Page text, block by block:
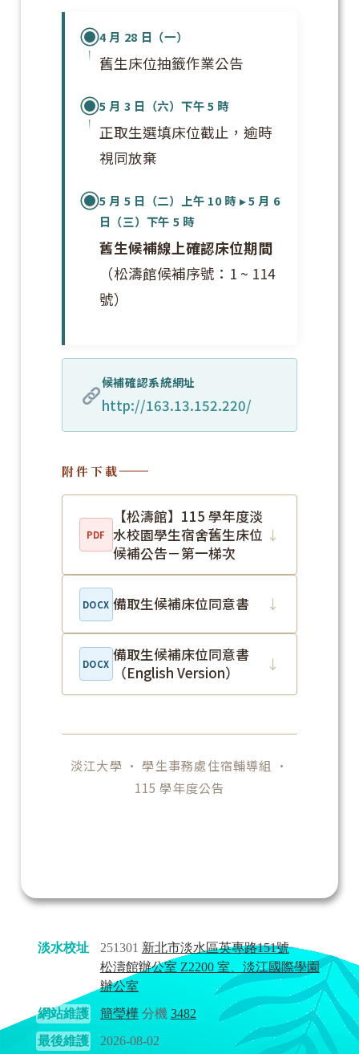
4 月 28 日（一）
舊生床位抽籤作業公告
5 月 3 日（六）下午 5 時
正取生選填床位截止，逾時
視同放棄
5 月 5 日（二）上午 10 時 ▸ 5 月 6
日（三）下午 5 時
舊生候補線上確認床位期間
（松濤館候補序號：1 ~ 114
號）
候補確認系統網址
http://163.13.152.220/
附件下載
PDF
【松濤館】115 學年度淡
水校園學生宿舍舊生床位
候補公告－第一梯次
↓
DOCX 備取生候補床位同意書 ↓
DOCX 備取生候補床位同意書
（English Version）
↓
淡江大學 · 學生事務處住宿輔導組 ·
115 學年度公告
淡水校址 251301 新北市淡水區英專路151號
松濤館辦公室 Z2200 室、淡江國際學園
辦公室
網站維護
簡瑩樺分機 3482
最後維護
2026-08-02